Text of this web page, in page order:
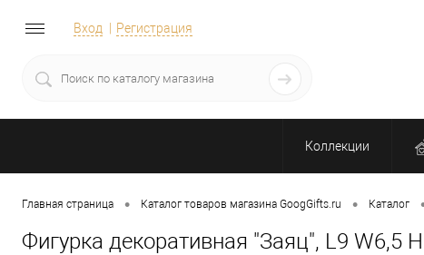
Вход Регистрация
Коллекции
Главная страница • Каталог товаров магазина GoogGifts.ru • Каталог
Фигурка декоративная "Заяц", L9 W6,5